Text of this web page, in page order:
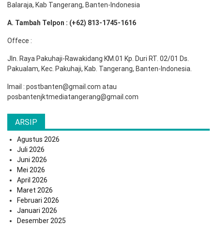
Balaraja, Kab Tangerang, Banten-Indonesia
A. Tambah Telpon : (+62) 813-1745-1616
Offece :
Jln. Raya Pakuhaji-Rawakidang KM.01 Kp. Duri RT. 02/01 Ds.
Pakualam, Kec. Pakuhaji, Kab. Tangerang, Banten-Indonesia.
Imail : postbanten@gmail.com atau
posbantenjktmediatangerang@gmail.com
ARSIP
Agustus 2026
Juli 2026
Juni 2026
Mei 2026
April 2026
Maret 2026
Februari 2026
Januari 2026
Desember 2025